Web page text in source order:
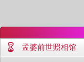
孟婆前世照相馆